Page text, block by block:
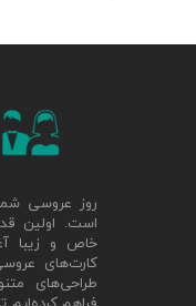
روز عروسی
است. اولین
خاص و زیبا
کارت‌های
طراحی‌های